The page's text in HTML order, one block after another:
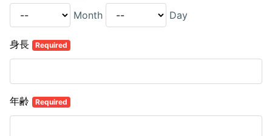
Month Day
身長 Required
年齢 Required